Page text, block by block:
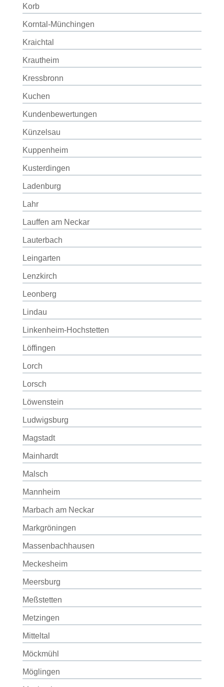
Korb
Korntal-Münchingen
Kraichtal
Krautheim
Kressbronn
Kuchen
Kundenbewertungen
Künzelsau
Kuppenheim
Kusterdingen
Ladenburg
Lahr
Lauffen am Neckar
Lauterbach
Leingarten
Lenzkirch
Leonberg
Lindau
Linkenheim-Hochstetten
Löffingen
Lorch
Lorsch
Löwenstein
Ludwigsburg
Magstadt
Mainhardt
Malsch
Mannheim
Marbach am Neckar
Markgröningen
Massenbachhausen
Meckesheim
Meersburg
Meßstetten
Metzingen
Mitteltal
Möckmühl
Möglingen